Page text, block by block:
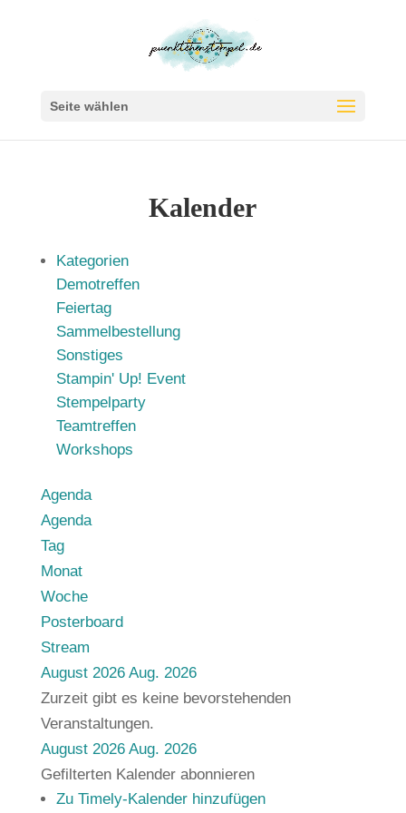
Seite wählen
Kalender
Kategorien
Demotreffen
Feiertag
Sammelbestellung
Sonstiges
Stampin' Up! Event
Stempelparty
Teamtreffen
Workshops
Agenda
Agenda
Tag
Monat
Woche
Posterboard
Stream
August 2026 Aug. 2026
Zurzeit gibt es keine bevorstehenden
Veranstaltungen.
August 2026 Aug. 2026
Gefilterten Kalender abonnieren
Zu Timely-Kalender hinzufügen